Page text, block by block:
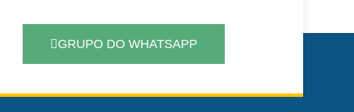
GRUPO DO WHATSAPP